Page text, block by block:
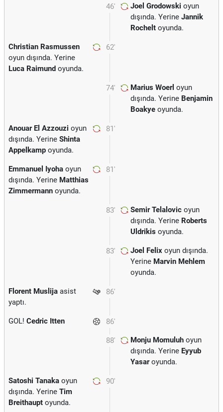
46' Joel Grodowski oyun
dışında. Yerine Jannik
Rochelt oyunda.
62'
Christian Rasmussen
oyun dışında. Yerine
Luca Raimund oyunda.
74' Marius Woerl oyun
dışında. Yerine Benjamin
Boakye oyunda.
81'
Anouar El Azzouzi oyun
dışında. Yerine Shinta
Appelkamp oyunda.
81'
Emmanuel Iyoha oyun
dışında. Yerine Matthias
Zimmermann oyunda.
83' Semir Telalovic oyun
dışında. Yerine Roberts
Uldrikis oyunda.
83' Joel Felix oyun dışında.
Yerine Marvin Mehlem
oyunda.
86'
Florent Muslija asist
yaptı.
86'
GOL! Cedric Itten
88' Monju Momuluh oyun
dışında. Yerine Eyyub
Yasaroyunda.
90'
Satoshi Tanaka oyun
dışında. Yerine Tim
Breithaupt oyunda.